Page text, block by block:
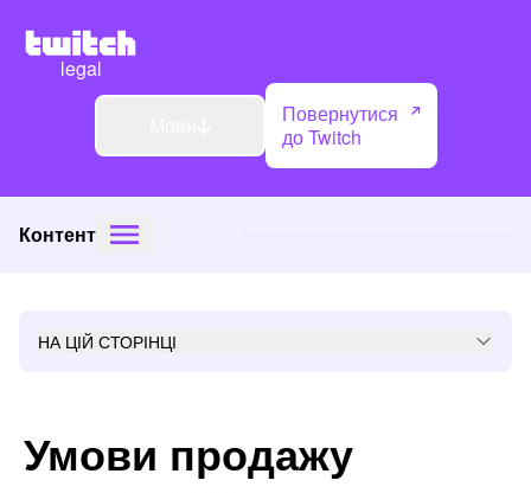
legal
Повернутися
до Twitch
Контент
Умови продажу
НА ЦІЙ СТОРІНЦІ